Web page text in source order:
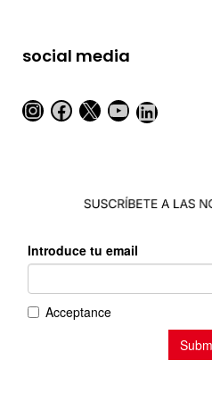
social media
Instagram
Facebook
X YouTube
LinkedIn